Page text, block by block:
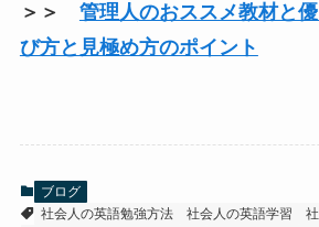
＞＞ 管理人のおススメ教材と
び方と見極め方のポイント
ブログ
社会人の英語勉強方法
社会人の英語学習